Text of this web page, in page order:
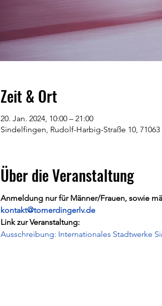
Zeit & Ort
20. Jan. 2024, 10:00 – 21:00
Sindelfingen, Rudolf-Harbig-Straße 10,
Über die Veranstaltung
Anmeldung nur für Männer/Frauen, sowie
kontakt@tomerdingerlv.de
Link zur Veranstaltung:
Ausschreibung: Internationales Stadtwerke